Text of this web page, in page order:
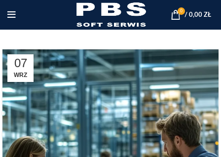
0
/ 0,00 ZŁ
07
WRZ